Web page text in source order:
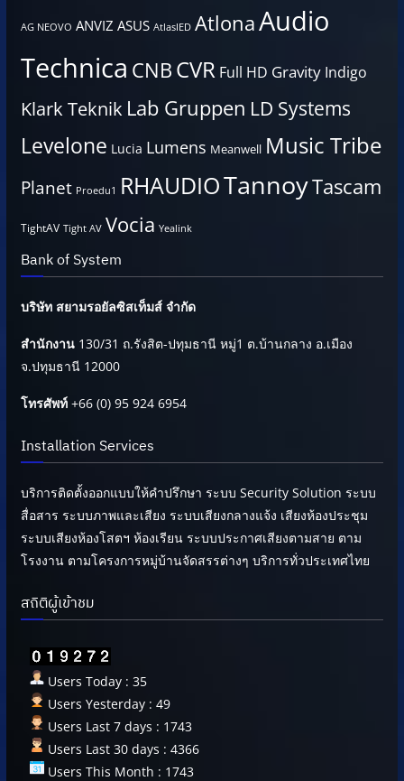
AG NEOVO ANVIZ ASUS AtlasIED AtlonaAudio
Technica CNBCVR Full HD Gravity Indigo
Klark Teknik Lab Gruppen LD Systems
Levelone Lucia Lumens Meanwell Music Tribe
Planet Proedu1 RHAUDIOTannoyTascam
TightAV Tight AV Vocia Yealink
Bank of System
บริษัท สยามรอยัลซิสเท็มส์ จำกัด
สำนักงาน130/31 ถ.รังสิต-ปทุมธานี หมู่1 ต.บ้านกลาง อ.เมือง
จ.ปทุมธานี 12000
โทรศัพท์+66 (0) 95 924 6954
Installation Services
บริการติดตั้งออกแบบให้คำปรึกษา ระบบ Security Solution ระบบ
สื่อสาร ระบบภาพและเสียง ระบบเสียงกลางแจ้ง เสียงห้องประชุม
ระบบเสียงห้องโสตฯ ห้องเรียน ระบบประกาศเสียงตามสาย ตาม
โรงงาน ตามโครงการหมู่บ้านจัดสรรต่างๆ บริการทั่วประเทศไทย
สถิติผู้เข้าชม
Users Today : 35
Users Yesterday : 49
Users Last 7 days : 1743
Users Last 30 days : 4366
Users This Month : 1743